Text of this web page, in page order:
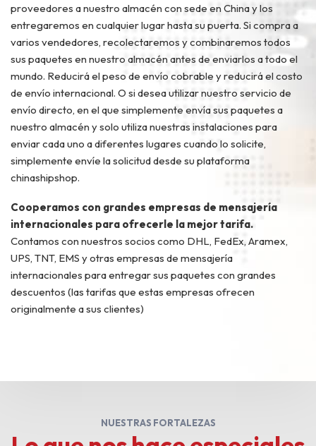
proveedores a nuestro almacén con sede en China y los
entregaremos en cualquier lugar hasta su puerta. Si compra a
varios vendedores, recolectaremos y combinaremos todos
sus paquetes en nuestro almacén antes de enviarlos a todo el
mundo. Reducirá el peso de envío cobrable y reducirá el costo
de envío internacional. O si desea utilizar nuestro servicio de
envío directo, en el que simplemente envía sus paquetes a
nuestro almacén y solo utiliza nuestras instalaciones para
enviar cada uno a diferentes lugares cuando lo solicite,
simplemente envíe la solicitud desde su plataforma
chinashipshop.
Cooperamos con grandes empresas de mensajería
internacionales para ofrecerle la mejor tarifa.
Contamos con nuestros socios como DHL, FedEx, Aramex,
UPS, TNT, EMS y otras empresas de mensajería
internacionales para entregar sus paquetes con grandes
descuentos (las tarifas que estas empresas ofrecen
originalmente a sus clientes)
NUESTRAS FORTALEZAS